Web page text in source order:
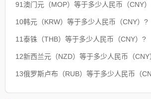
91澳门元（MOP）等于多少人民币（CNY
10韩元（KRW）等于多少人民币（CNY）?
11泰铢（THB）等于多少人民币（CNY）?
12新西兰元（NZD）等于多少人民币（
13俄罗斯卢布（RUB）等于多少人民币（